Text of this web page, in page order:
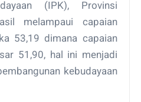
(IPK), Provinsi
melampaui capaian
53,19 dimana capaian
51,90, hal ini menjadi
kebudayaan